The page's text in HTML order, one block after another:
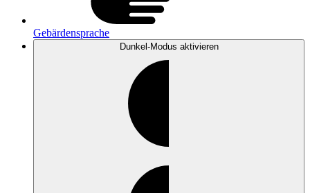
Gebärdensprache
Dunkel-Modus aktivieren